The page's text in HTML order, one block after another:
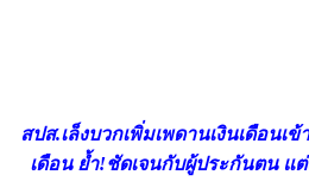
สปส.เล็งบวกเพิ่มเพดานเงินเดือนเ
เดือน ย้ำ!ชัดเจนกับผู้ประกันตน แ